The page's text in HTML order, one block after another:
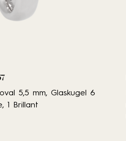
5,5 mm, Glaskugel 6
1 Brillant